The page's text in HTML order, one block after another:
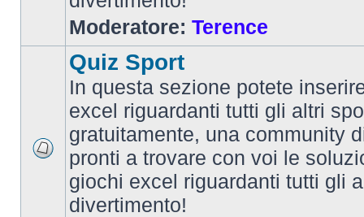
Moderatore: Terence
Quiz Sport
In questa sezione potete
excel riguardanti tutti gli altri
gratuitamente, una community
pronti a trovare con voi le
giochi excel riguardanti tutti gli
divertimento!